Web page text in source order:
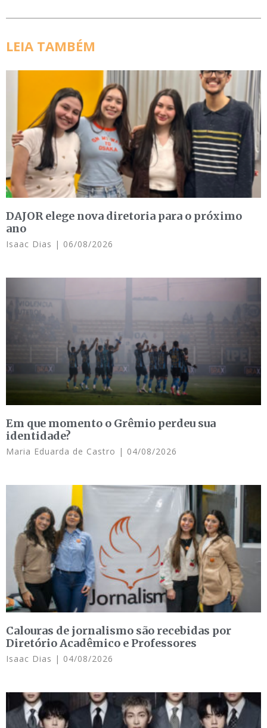
LEIA TAMBÉM
DAJOR elege nova diretoria para o próximo
ano
Isaac Dias 06/08/2026
Em que momento o Grêmio perdeu sua
identidade?
Maria Eduarda de Castro 04/08/2026
Calouras de jornalismo são recebidas por
Diretório Acadêmico e Professores
Isaac Dias 04/08/2026